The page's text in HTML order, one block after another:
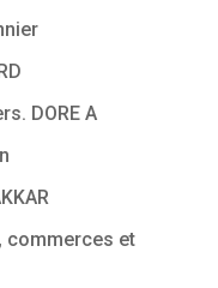
DORE A
commerces et